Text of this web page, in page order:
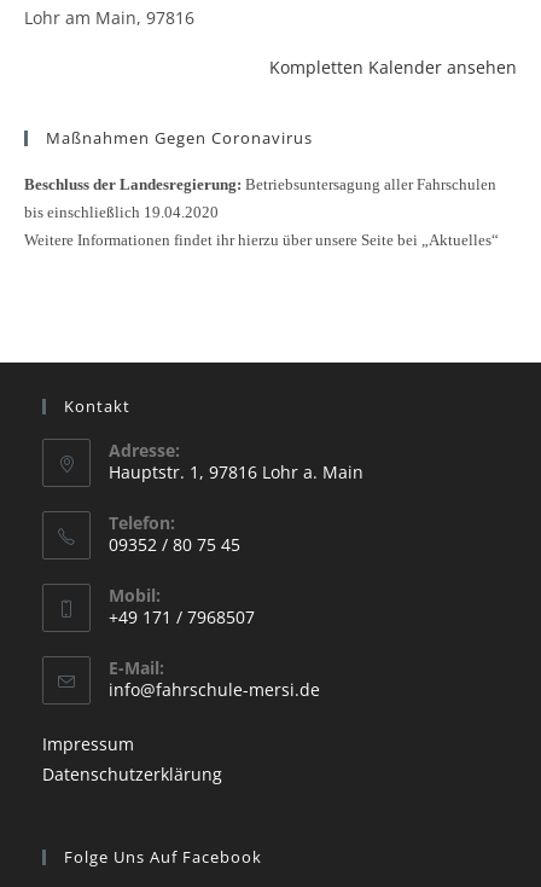
Lohr am Main, 97816
Kompletten Kalender ansehen
Maßnahmen Gegen Coronavirus
Beschluss der Landesregierung: Betriebsuntersagung aller Fahrschulen
bis einschließlich 19.04.2020
Weitere Informationen findet ihr hierzu über unsere Seite bei „Aktuelles“
Kontakt
Adresse:
Hauptstr. 1, 97816 Lohr a. Main
in
a
new
tab
Telefon:
09352 / 80 75 45
in
your
application
Mobil:
+49 171 / 7968507
in
your
E-Mail:
info@fahrschule-mersi.deOpens
Impressum
Datenschutzerklärung
Folge Uns Auf Facebook